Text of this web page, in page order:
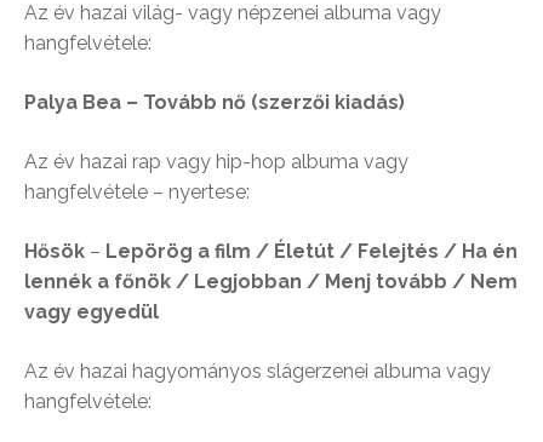
Az év hazai világ- vagy népzenei albuma vagy
hangfelvétele:
Palya Bea – Tovább nő (szerzői kiadás)
Az év hazai rap vagy hip-hop albuma vagy
hangfelvétele – nyertese:
Hősök – Lepörög a film / Életút / Felejtés / Ha én
lennék a főnök / Legjobban / Menj tovább / Nem
vagy egyedül
Az év hazai hagyományos slágerzenei albuma vagy
hangfelvétele: